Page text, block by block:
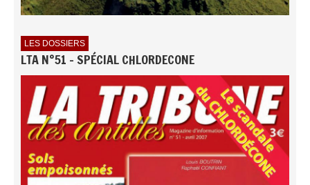
LES DOSSIERS
LTA N°51 - SPÉCIAL CHLORDECONE